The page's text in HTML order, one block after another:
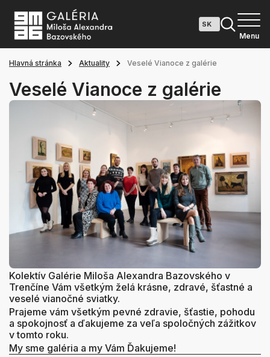
Menu
Hlavná stránka Aktuality Veselé Vianoce z galérie
Veselé Vianoce z galérie
Kolektív Galérie Miloša Alexandra Bazovského v
Trenčíne Vám všetkým želá krásne, zdravé, šťastné a
veselé vianočné sviatky.
Prajeme vám všetkým pevné zdravie, šťastie, pohodu
a spokojnosť a ďakujeme za veľa spoločných zážitkov
v tomto roku.
My sme galéria a my Vám Ďakujeme!